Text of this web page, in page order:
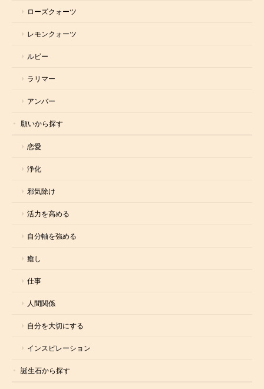
ローズクォーツ
レモンクォーツ
ルビー
ラリマー
アンバー
願いから探す
恋愛
浄化
邪気除け
活力を高める
自分軸を強める
癒し
仕事
人間関係
自分を大切にする
インスピレーション
誕生石から探す